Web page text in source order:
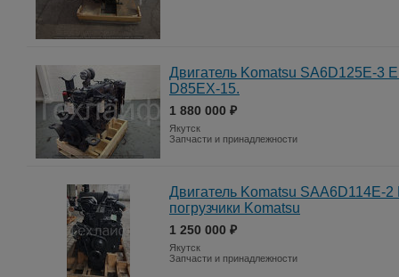
Двигатель Komatsu SA6D125E-3
D85EX-15.
1 880 000 ₽
Якутск
Запчасти и принадлежности
Двигатель Komatsu SAA6D114E-
погрузчики Komatsu
1 250 000 ₽
Якутск
Запчасти и принадлежности